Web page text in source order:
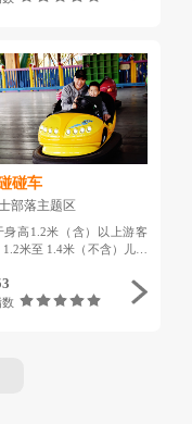
碰车
部落主题区
身高1.2米（含）以上游客
米至 1.4米（不含）儿童
数